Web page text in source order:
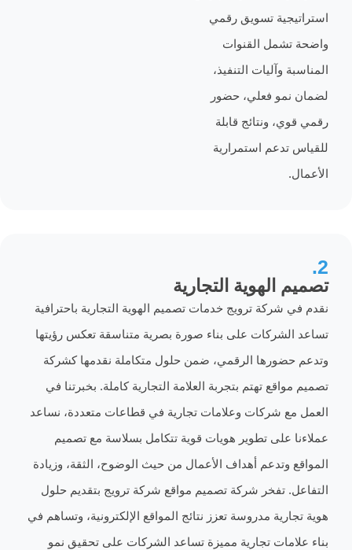
تسويق رقمي
القنوات
وآليات التنفيذ،
فعلي، حضور
ونتائج قابلة
استمرارية
الهوية التجارية
شركة ترويج خدمات تصميم الهوية التجارية باحترافية
على بناء صورة بصرية متناسقة تعكس رؤيتها
الرقمي، ضمن حلول متكاملة نقدمها كشركة
تهتم بتجربة العلامة التجارية كاملة. بخبرتنا في
شركات وعلامات تجارية في قطاعات متعددة، نساعد
على تطوير هويات قوية تتكامل بسلاسة مع تصميم
وتدعم أهداف الأعمال من حيث الوضوح، الثقة، وزيادة
تفخر شركة تصميم مواقع شركة ترويج بتقديم حلول
مدروسة تعزز نتائج المواقع الإلكترونية، وتساهم في
تجارية مميزة تساعد الشركات على تحقيق نمو